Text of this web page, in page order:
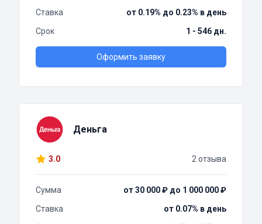
Ставка
от 0.19% до 0.23% в день
Срок
1 - 546 дн.
Оформить заявку
Деньга
3.0 2 отзыва
Сумма
от 30 000 ₽ до 1 000 000 ₽
Ставка
от 0.07% в день